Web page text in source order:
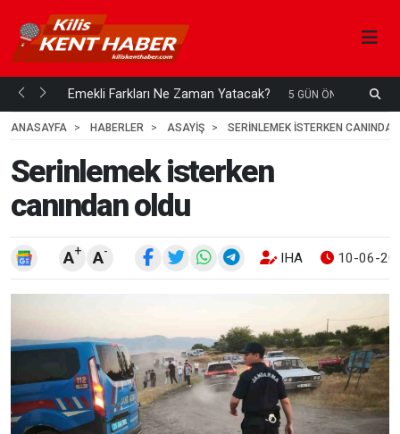
mi... Emekli Farkları Ne Zaman Yatacak? 5 GÜN ÖNCE
ANASAYFA HABERLER ASAYİŞ SERINLEMEK ISTERKEN
Serinlemek isterken
canından oldu
A+ A- IHA 10-06-